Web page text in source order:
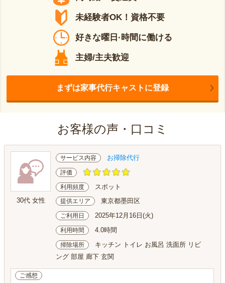
未経験者OK！資格不要
好きな曜日·時間に働ける
主婦/主夫歓迎
まずは家事代行キャストに登録
お客様の声・口コミ
30代 女性
サービス内容 お掃除代行
評価
利用頻度 スポット
提供エリア 東京都墨田区
ご利用日 2025年12月16日(火)
利用時間 4.0時間
掃除場所
キッチン トイレ お風呂 洗面所 リビ
ング 部屋 廊下 玄関
ご感想